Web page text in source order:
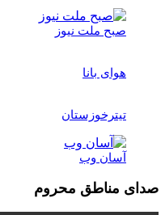
صبح ملت نیوز
هوای بانا
تیترخوزستان
آسان وب
صدای مناطق محروم